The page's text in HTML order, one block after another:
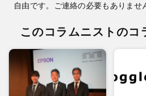
自由です。ご連絡の必要もありませ
このコラムニストのコ